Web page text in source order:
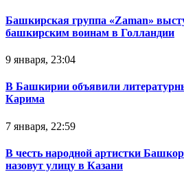
Башкирская группа «Zaman»
башкирским воинам в Голландии
9 января, 23:04
В Башкирии объявили
Карима
7 января, 22:59
В честь народной артистки
назовут улицу в Казани